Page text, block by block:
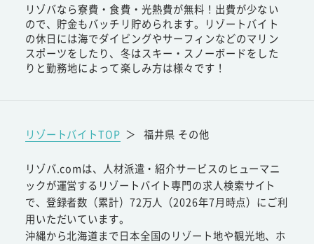
リゾバなら寮費・食費・光熱費が無料！出費が少ない
ので、貯金もバッチリ貯められます。リゾートバイト
の休日には海でダイビングやサーフィンなどのマリン
スポーツをしたり、冬はスキー・スノーボードをした
りと勤務地によって楽しみ方は様々です！
リゾートバイトTOP ＞ 福井県 その他
リゾバ.comは、人材派遣・紹介サービスのヒューマニ
ックが運営するリゾートバイト専門の求人検索サイト
で、登録者数（累計）72万人（2026年7月時点）にご利
用いただいています。
沖縄から北海道まで日本全国のリゾート地や観光地、ホ